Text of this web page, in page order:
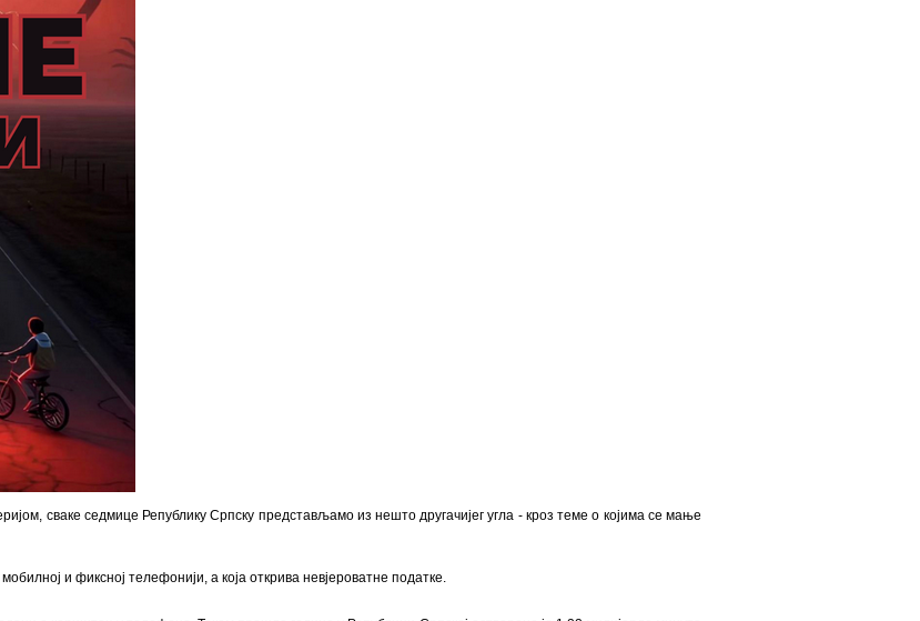
сваке седмице Републику Српску представљамо из нешто другачијег угла - кроз теме о којима се мање
и фиксној телефонији, а која открива невјероватне податке.